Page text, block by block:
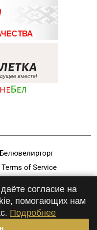
Белювелирторг
of Service
согласие на
помогающих нам
Подробнее